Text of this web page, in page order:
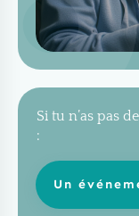
Si tu n’as pas
:
Un